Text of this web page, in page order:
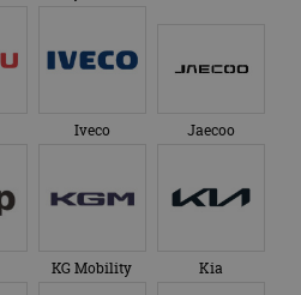
Iveco Jaecoo
KG Mobility Kia